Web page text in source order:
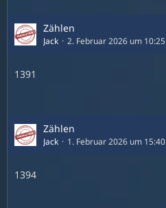
Zählen
Jack 2. Februar 2026 um 10:25
1391
Zählen
Jack 1. Februar 2026 um 15:40
1394